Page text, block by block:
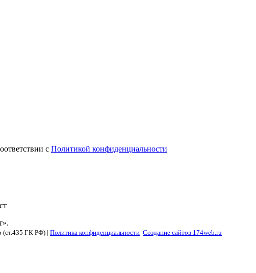
с Политикой конфиденциальности
(ст.435 ГК РФ) | Политика конфиденциальности |Создание сайтов 174web.ru